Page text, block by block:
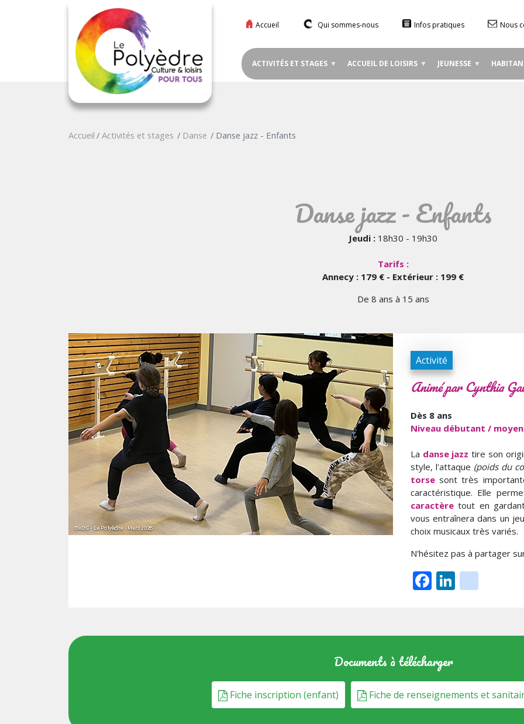
au
principal
Accueil Qui sommes-nous Infos pratiques Nous
ACTIVITÉS ET STAGES ACCUEIL DE LOISIRS JEUNESSE
Accueil Activités et stages Danse Danse jazz - Enfants
Danse jazz - Enfants
Jeudi : 18h30 - 19h30
Tarifs :
Annecy : 179 € - Extérieur : 199 €
De 8 ans à 15 ans
Activité
Animé par Cynthia
Dès 8 ans
Niveau débutant / moyen
La danse jazz tire son
style, l'attaque (poids du
torse sont très
caractéristique. Elle
caractère tout en
vous entraînera dans un
choix musicaux très variés.
N'hésitez pas à partager
Facebook
Documents à télécharger
Fiche inscription (enfant) Fiche de renseignements et